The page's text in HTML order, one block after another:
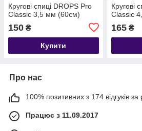
Кругові спиці DROPS Pro
Classic 3,5 мм (60см)
150 ₴
Купити
Кругові
Classic
165₴
Про нас
100% позитивних з 174 відгуків за
Працює з 11.09.2017